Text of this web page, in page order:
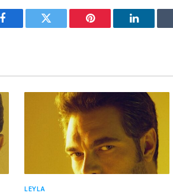
Facebook Twitter Pinterest LinkedIn
LEYLA